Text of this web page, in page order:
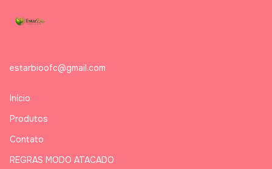
estarbioofc@gmail.com
Início
Produtos
Contato
REGRAS MODO ATACADO